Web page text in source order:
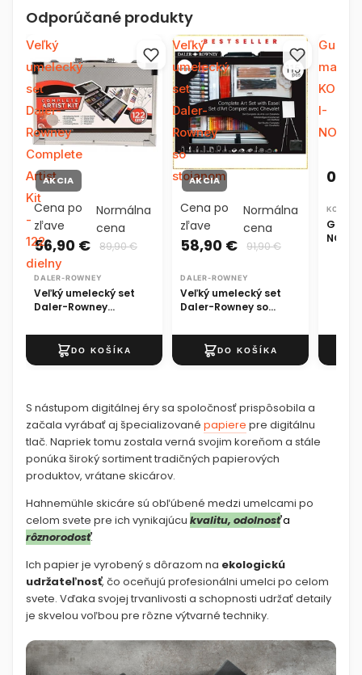
Odporúčané produkty
Veľký
umelecký
set
Daler-
Rowney
Complete
Artist
Kit
-
122
dielny
AKCIA
Veľký umelecký set
Daler-Rowney
122 dielny
Cena po
zľave
56,90 €
Normálna
cena
89,90 €
DALER-ROWNEY
Veľký
umelecký
set
Daler-
Rowney
so
stojanom
AKCIA
Veľký umelecký set
Daler-Rowney so
Cena po
zľave
58,90 €
Normálna
cena
91,90 €
DALER-ROWNEY
Guma
KOH-
I-
NOOR
Guma
NOOR
KOH-I-
S nástupom digitálnej éry sa spoločnosť prispôsobila a
začala vyrábať aj špecializované papiere pre digitálnu
tlač. Napriek tomu zostala verná svojim koreňom a stále
ponúka široký sortiment tradičných papierových
produktov, vrátane skicárov.
Hahnemühle skicáre sú obľúbené medzi umelcami po
celom svete pre ich vynikajúcu kvalitu, odolnosťa
rôznorodosť.
Ich papier je vyrobený s dôrazom na ekologickú
udržateľnosť, čo oceňujú profesionálni umelci po celom
svete. Vďaka svojej trvanlivosti a schopnosti udržať detaily
je skvelou voľbou pre rôzne výtvarné techniky.